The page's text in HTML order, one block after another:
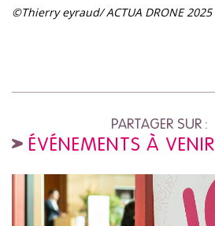
©Thierry eyraud/ ACTUA DRONE 2025
PARTAGER SUR :
ÉVÉNEMENTS À VENIR